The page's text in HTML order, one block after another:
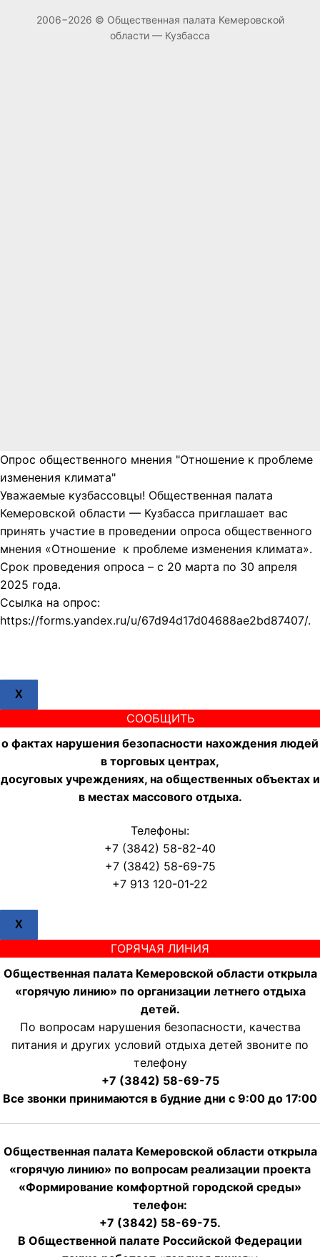
2006−2026 © Общественная палата Кемеровской
области — Кузбасса
Опрос общественного мнения "Отношение к проблеме
изменения климата"
Уважаемые кузбассовцы! Общественная палата
Кемеровской области — Кузбасса приглашает вас
принять участие в проведении опроса общественного
мнения «Отношение к проблеме изменения климата».
Срок проведения опроса – с 20 марта по 30 апреля
2025 года.
Ссылка на опрос:
https://forms.yandex.ru/u/67d94d17d04688ae2bd87407/.
X
СООБЩИТЬ
о фактах нарушения безопасности нахождения людей
в торговых центрах,
досуговых учреждениях, на общественных объектах и
в местах массового отдыха.
Телефоны:
+7 (3842) 58-82-40
+7 (3842) 58-69-75
+7 913 120-01-22
X
ГОРЯЧАЯ ЛИНИЯ
Общественная палата Кемеровской области открыла
«горячую линию» по организации летнего отдыха
детей.
По вопросам нарушения безопасности, качества
питания и других условий отдыха детей звоните по
телефону
+7 (3842) 58-69-75
Все звонки принимаются в будние дни с 9:00 до 17:00
Общественная палата Кемеровской области открыла
«горячую линию» по вопросам реализации проекта
«Формирование комфортной городской среды»
телефон:
+7 (3842) 58-69-75.
В Общественной палате Российской Федерации